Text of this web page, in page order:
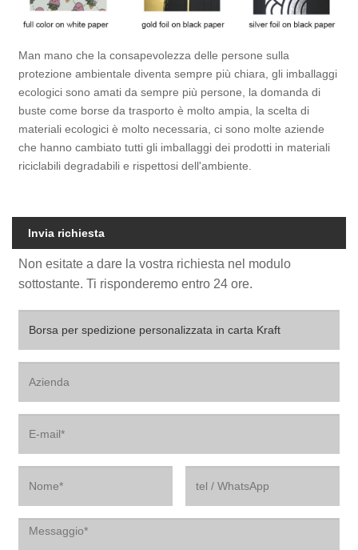
Man mano che la consapevolezza delle persone sulla
protezione ambientale diventa sempre più chiara, gli imballaggi
ecologici sono amati da sempre più persone, la domanda di
buste come borse da trasporto è molto ampia, la scelta di
materiali ecologici è molto necessaria, ci sono molte aziende
che hanno cambiato tutti gli imballaggi dei prodotti in materiali
riciclabili degradabili e rispettosi dell'ambiente.
Invia richiesta
Non esitate a dare la vostra richiesta nel modulo
sottostante. Ti risponderemo entro 24 ore.